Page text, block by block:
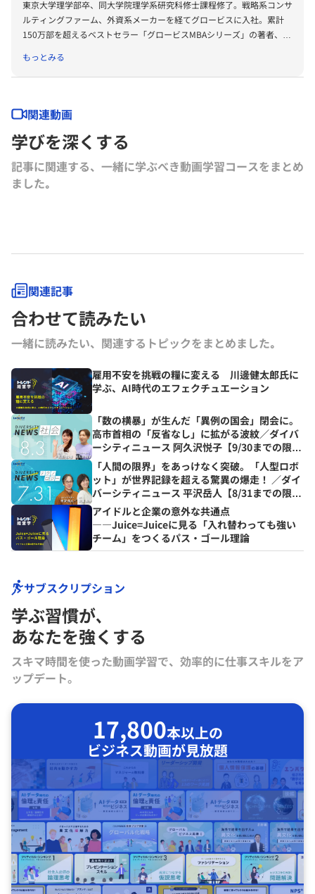
東京大学理学部卒、同大学院理学系研究科修士課程修了。戦略系コンサ
ルティングファーム、外資系メーカーを経てグロービスに入社。累計
150万部を超えるベストセラー「グロービスMBAシリーズ」の著者、プ
ング』『グロービスMBAキーワード 図解 基本ビジネス思考法45』
『グロービスMBAキーワード 図解 基本フレームワーク50』『ビジネ
（東洋経済新報社）、『［実況］ロジカルシンキング教室』『［実況』
アカウンティング教室』『競争優位としての経営理念』（以上PHP研
究所）、『ロジカルシンキングの落とし穴』『バイアス』『KSFとは』
（以上グロービス電子出版）、共著書に『グロービスMBAマネジメン
ト・ブック』『グロービスMBAマネジメント・ブックⅡ』『MBA定量
分析と意思決定』『グロービスMBAビジネスプラン』『ストーリーで
務める。グロービスのナレッジライブラリ「GLOBIS知見録」に定期的
る。
もっとみる
関連動画
学びを深くする
記事に関連する、一緒に学ぶべき動画学習コースをまとめ
ました｡
関連記事
合わせて読みたい
一緒に読みたい、関連するトピックをまとめました｡
雇用不安を挑戦の糧に変える 川邊健太郎氏に
学ぶ、AI時代のエフェクチュエーション
「数の横暴」が生んだ「異例の国会」閉会に。
高市首相の「反省なし」に拡がる波紋／ダイバ
ーシティニュース 阿久沢悦子【9/30までの限定
公開】
「人間の限界」をあっけなく突破。「人型ロボ
ット」が世界記録を超える驚異の爆走！ ／ダイ
バーシティニュース 平沢岳人【8/31までの限定
公開】
アイドルと企業の意外な共通点
――Juice=Juiceに見る「入れ替わっても強い
チーム」をつくるパス・ゴール理論
サブスクリプション
学ぶ習慣が､
あなたを強くする
スキマ時間を使った動画学習で、効率的に仕事スキルをア
ップデート。
17,800本以上の
ビジネス動画が見放題